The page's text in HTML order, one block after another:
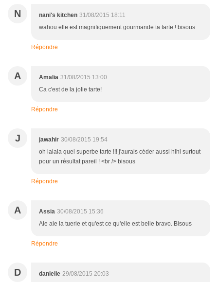
N nani's kitchen 31/08/2015 18:11
wahou elle est magnifiquement gourmande ta tarte ! bisous
Répondre
A Amalia 31/08/2015 13:00
Ca c'est de la jolie tarte!
Répondre
J jawahir 30/08/2015 19:54
oh lalala quel superbe tarte !!! j'aurais céder aussi hihi surtout
pour un résultat pareil ! <br /> bisous
Répondre
A Assia 30/08/2015 15:36
Aie aie la tuerie et qu'est ce qu'elle est belle bravo. Bisous
Répondre
D danielle 29/08/2015 20:03